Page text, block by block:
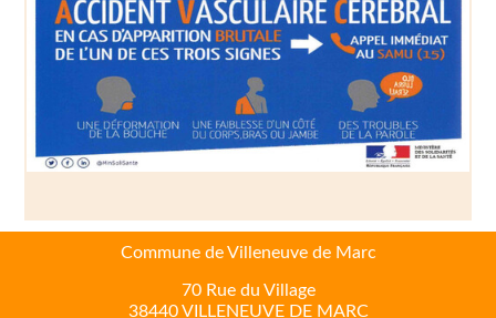
Commune de Villeneuve de Marc
70 Rue du Village
38440 VILLENEUVE DE MARC